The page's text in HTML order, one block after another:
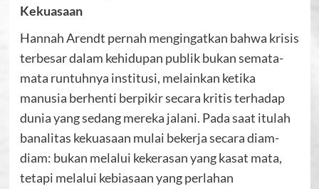
Kekuasaan
Hannah Arendt pernah mengingatkan bahwa krisis
terbesar dalam kehidupan publik bukan semata-
mata runtuhnya institusi, melainkan ketika
manusia berhenti berpikir secara kritis terhadap
dunia yang sedang mereka jalani. Pada saat itulah
banalitas kekuasaan mulai bekerja secara diam-
diam: bukan melalui kekerasan yang kasat mata,
tetapi melalui kebiasaan yang perlahan